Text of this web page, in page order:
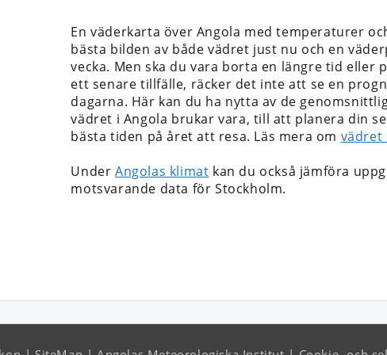
En väderkarta över Angola med temperaturer
bästa bilden av både vädret just nu och en
vecka. Men ska du vara borta en längre tid eller
ett senare tillfälle, räcker det inte att se en
dagarna. Här kan du ha nytta av de
vädret i Angola brukar vara, till att planera din
bästa tiden på året att resa. Läs mera om vädret
Under Angolas klimat kan du också jämföra
motsvarande data för Stockholm.